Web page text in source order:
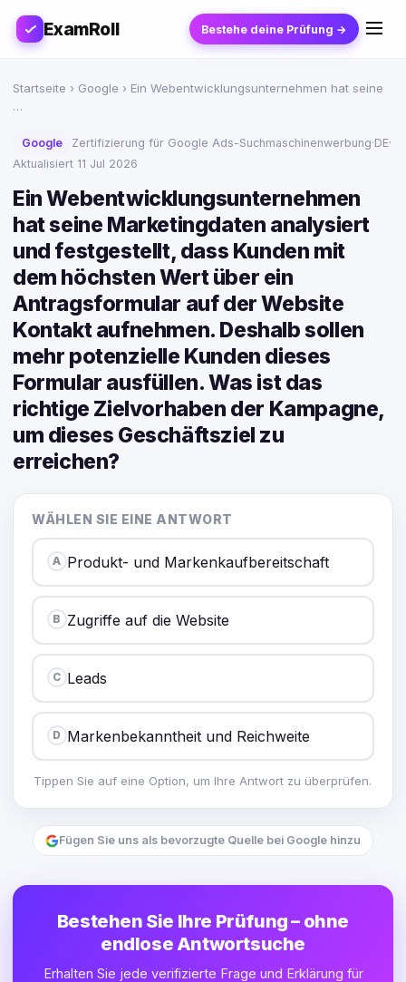
ExamRoll Bestehe deine Prüfung →
Startseite › Google › Ein Webentwicklungsunternehmen hat seine
…
Google Zertifizierung für Google Ads-Suchmaschinenwerbung·DE·
Aktualisiert 11 Jul 2026
Ein Webentwicklungsunternehmen
hat seine Marketingdaten analysiert
und festgestellt, dass Kunden mit
dem höchsten Wert über ein
Antragsformular auf der Website
Kontakt aufnehmen. Deshalb sollen
mehr potenzielle Kunden dieses
Formular ausfüllen. Was ist das
richtige Zielvorhaben der Kampagne,
um dieses Geschäftsziel zu
erreichen?
WÄHLEN SIE EINE ANTWORT
A Produkt- und Markenkaufbereitschaft
B Zugriffe auf die Website
C Leads
D Markenbekanntheit und Reichweite
Tippen Sie auf eine Option, um Ihre Antwort zu überprüfen.
Fügen Sie uns als bevorzugte Quelle bei Google hinzu
Bestehen Sie Ihre Prüfung – ohne
endlose Antwortsuche
Erhalten Sie jede verifizierte Frage und Erklärung für